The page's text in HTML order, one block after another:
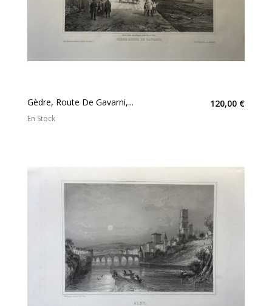
Gèdre, Route De Gavarni,... 120,00 €
En Stock